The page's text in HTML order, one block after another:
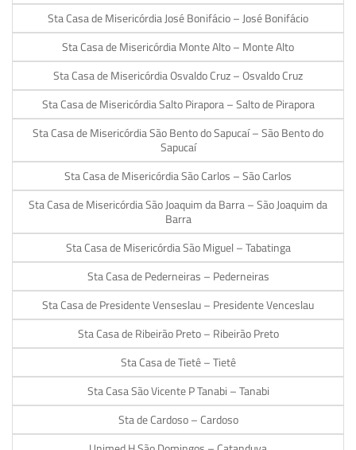
Sta Casa de Misericórdia José Bonifácio – José Bonifácio
Sta Casa de Misericórdia Monte Alto – Monte Alto
Sta Casa de Misericórdia Osvaldo Cruz – Osvaldo Cruz
Sta Casa de Misericórdia Salto Pirapora – Salto de Pirapora
Sta Casa de Misericórdia São Bento do Sapucaí – São Bento do
Sapucaí
Sta Casa de Misericórdia São Carlos – São Carlos
Sta Casa de Misericórdia São Joaquim da Barra – São Joaquim da
Barra
Sta Casa de Misericórdia São Miguel – Tabatinga
Sta Casa de Pederneiras – Pederneiras
Sta Casa de Presidente Venseslau – Presidente Venceslau
Sta Casa de Ribeirão Preto – Ribeirão Preto
Sta Casa de Tietê – Tietê
Sta Casa São Vicente P Tanabi – Tanabi
Sta de Cardoso – Cardoso